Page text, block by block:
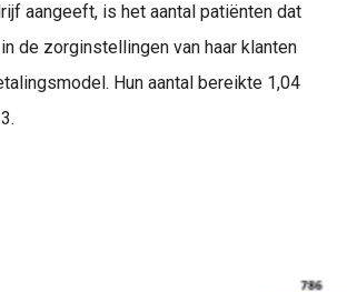
aangeeft, is het aantal patiënten dat
de zorginstellingen van haar klanten
Hun aantal bereikte 1,04